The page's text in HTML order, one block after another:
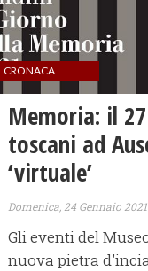
CRONACA
Memoria: il
toscani ad
‘virtuale’
Domenica, 24 Gennaio 2021
Gli eventi del
nuova pietra